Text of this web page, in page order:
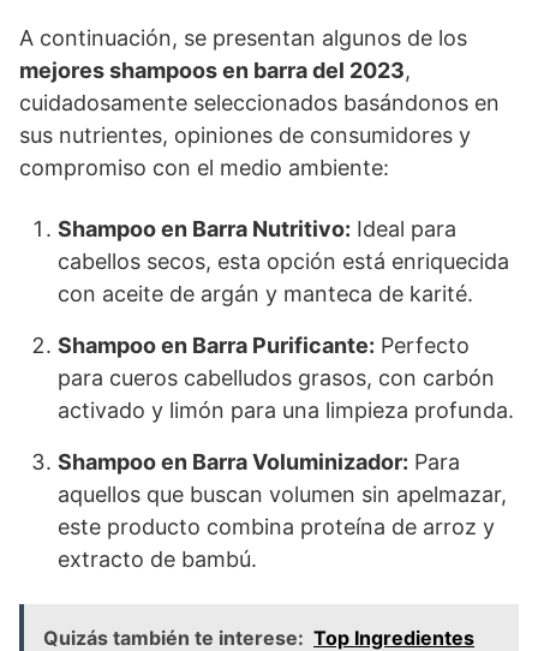
A continuación, se presentan algunos de los
mejores shampoos en barra del 2023,
cuidadosamente seleccionados basándonos en
sus nutrientes, opiniones de consumidores y
compromiso con el medio ambiente:
Shampoo en Barra Nutritivo: Ideal para
cabellos secos, esta opción está enriquecida
con aceite de argán y manteca de karité.
Shampoo en Barra Purificante: Perfecto
para cueros cabelludos grasos, con carbón
activado y limón para una limpieza profunda.
Shampoo en Barra Voluminizador: Para
aquellos que buscan volumen sin apelmazar,
este producto combina proteína de arroz y
extracto de bambú.
Quizás también te interese: Top Ingredientes